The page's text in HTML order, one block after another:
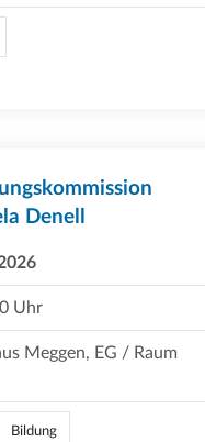
Denell
Uhr
Meggen, EG / Raum
Bildung